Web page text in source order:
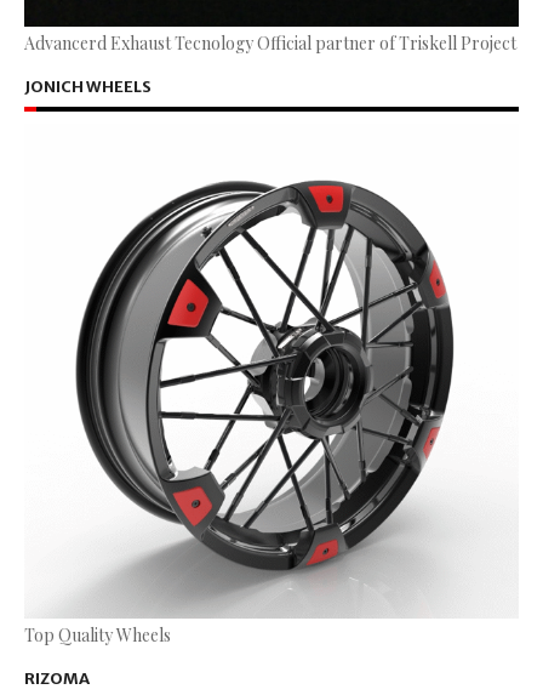
Advancerd Exhaust Tecnology Official partner of Triskell Project
JONICH WHEELS
Top Quality Wheels
RIZOMA